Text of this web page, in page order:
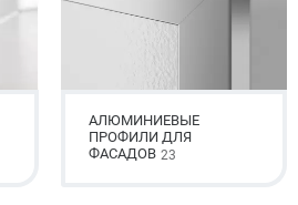
АЛЮМИНИЕВЫЕ
ПРОФИЛИ ДЛЯ
ФАСАДОВ 23